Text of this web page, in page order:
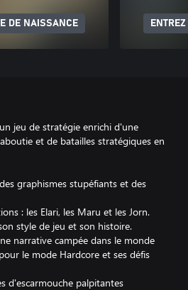
DE NAISSANCE
jeu de stratégie enrichi d'une
et de batailles stratégiques en
graphismes stupéfiants et des
: les Elari, les Maru et les Jorn.
style de jeu et son histoire.
narrative campée dans le monde
le mode Hardcore et ses défis
d'escarmouche palpitantes